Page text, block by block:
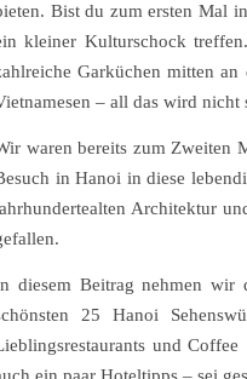
Bist du zum ersten Mal
kleiner Kulturschock
Garküchen mitten
– all das wird
waren bereits zum Zweiten
in Hanoi in diese
Architektur
diesem Beitrag nehmen wir
25 Hanoi
und